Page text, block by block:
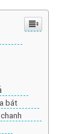
quả
rửa bát
chanh